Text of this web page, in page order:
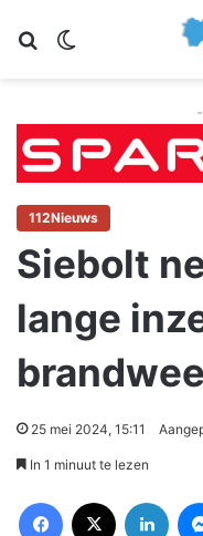
Zoeken
112Nieuws
Siebolt
lange
25 mei 2024, 15:11
In 1 minuut te lezen